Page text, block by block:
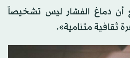
أن دماغ الفشار ليس تشخيصاً
ثقافية متنامية».